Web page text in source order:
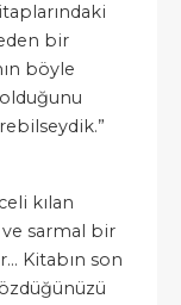
bir
böyle
kılan
sarmal bir
Kitabın son